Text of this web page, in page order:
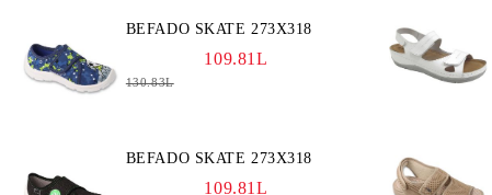
BEFADO SKATE 273X318
109.81L
130.83L
BEFADO SKATE 273X318
109.81L